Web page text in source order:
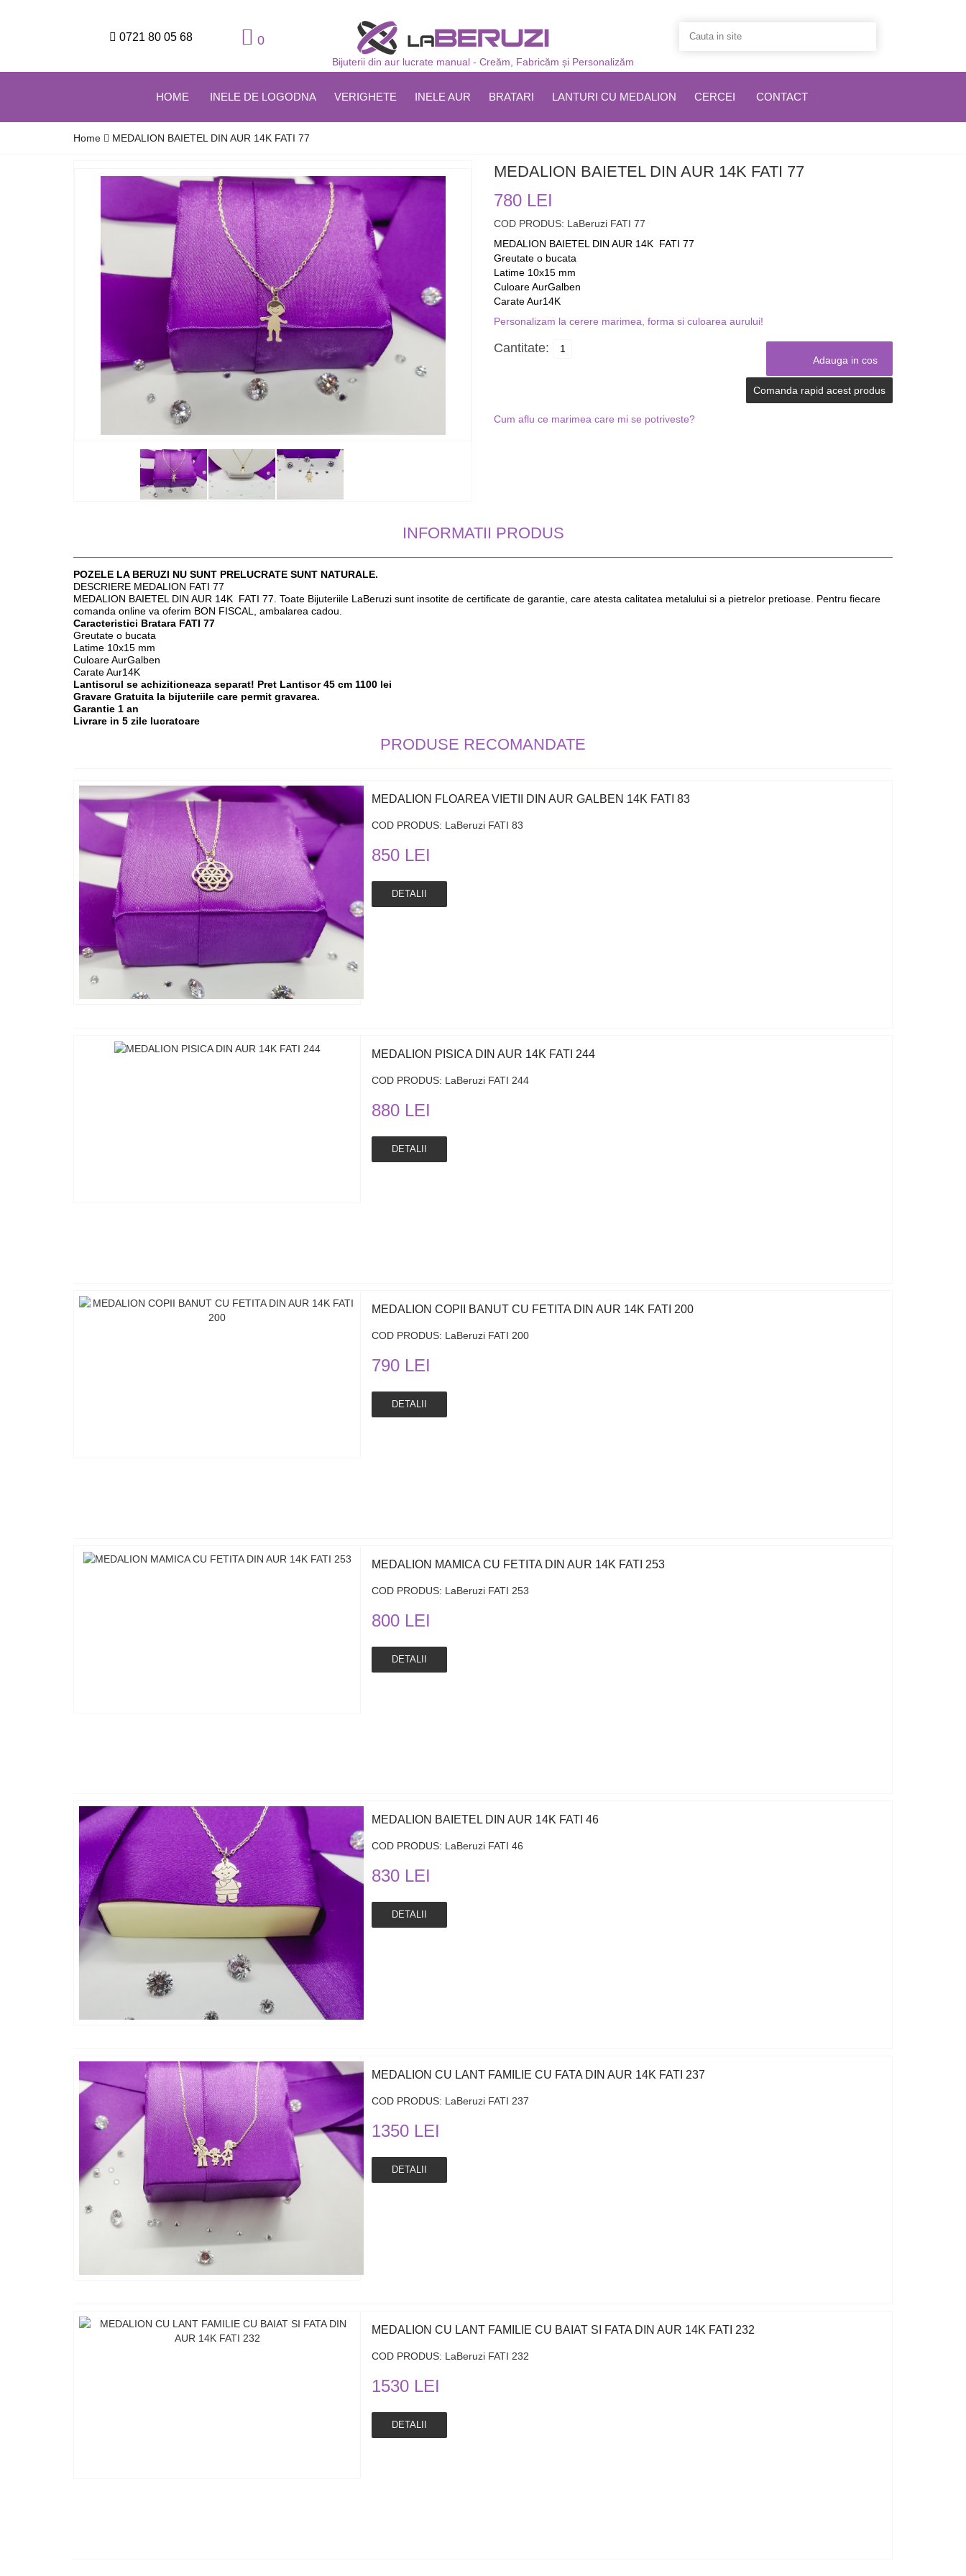
0721 80 05 68 0
Bijuterii din aur lucrate manual - Creăm, Fabricăm și Personalizăm
HOME INELE DE LOGODNA VERIGHETE INELE AUR BRATARI LANTURI CU MEDALION CERCEI CONTACT
Home MEDALION BAIETEL DIN AUR 14K FATI 77
MEDALION BAIETEL DIN AUR 14K FATI 77
780 LEI
COD PRODUS: LaBeruzi FATI 77
MEDALION BAIETEL DIN AUR 14K FATI 77
Greutate o bucata
Latime 10x15 mm
Culoare AurGalben
Carate Aur14K
Personalizam la cerere marimea, forma si culoarea aurului!
Cantitate:
Comanda rapid acest produs
Cum aflu ce marimea care mi se potriveste?
INFORMATII PRODUS
POZELE LA BERUZI NU SUNT PRELUCRATE SUNT NATURALE.
DESCRIERE MEDALION FATI 77
MEDALION BAIETEL DIN AUR 14K FATI 77. Toate Bijuteriile LaBeruzi sunt insotite de certificate de garantie, care atesta calitatea metalului si a pietrelor pretioase. Pentru fiecare
comanda online va oferim BON FISCAL, ambalarea cadou.
Caracteristici Bratara FATI 77
Greutate o bucata
Latime 10x15 mm
Culoare AurGalben
Carate Aur14K
Lantisorul se achizitioneaza separat! Pret Lantisor 45 cm 1100 lei
Gravare Gratuita la bijuteriile care permit gravarea.
Garantie 1 an
Livrare in 5 zile lucratoare
PRODUSE RECOMANDATE
MEDALION FLOAREA VIETII DIN AUR GALBEN 14K FATI 83
COD PRODUS: LaBeruzi FATI 83
850 LEI
DETALII
MEDALION PISICA DIN AUR 14K FATI 244
COD PRODUS: LaBeruzi FATI 244
880 LEI
DETALII
MEDALION COPII BANUT CU FETITA DIN AUR 14K FATI 200
COD PRODUS: LaBeruzi FATI 200
790 LEI
DETALII
MEDALION MAMICA CU FETITA DIN AUR 14K FATI 253
COD PRODUS: LaBeruzi FATI 253
800 LEI
DETALII
MEDALION BAIETEL DIN AUR 14K FATI 46
COD PRODUS: LaBeruzi FATI 46
830 LEI
DETALII
MEDALION CU LANT FAMILIE CU FATA DIN AUR 14K FATI 237
COD PRODUS: LaBeruzi FATI 237
1350 LEI
DETALII
MEDALION CU LANT FAMILIE CU BAIAT SI FATA DIN AUR 14K FATI 232
COD PRODUS: LaBeruzi FATI 232
1530 LEI
DETALII